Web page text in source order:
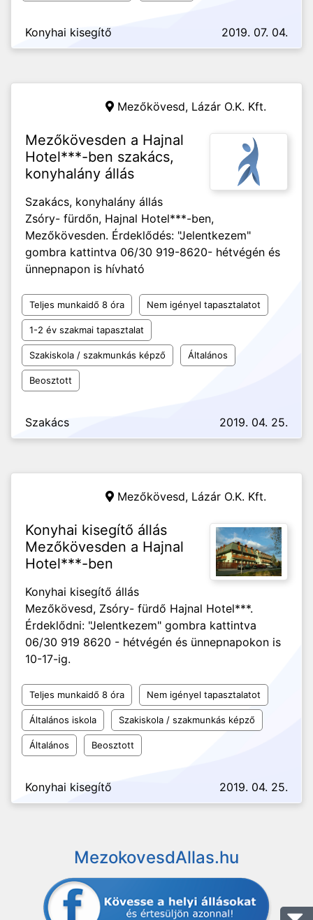
Konyhai kisegítő 2019. 07. 04.
Mezőkövesd, Lázár O.K. Kft.
Mezőkövesden a Hajnal
Hotel***-ben szakács,
konyhalány állás
Szakács, konyhalány állás
Zsóry- fürdőn, Hajnal Hotel***-ben,
Mezőkövesden. Érdeklődés: "Jelentkezem"
gombra kattintva 06/30 919-8620- hétvégén és
ünnepnapon is hívható
Teljes munkaidő 8 óra Nem igényel tapasztalatot
1-2 év szakmai tapasztalat
Szakiskola / szakmunkás képző Általános
Beosztott
Szakács 2019. 04. 25.
Mezőkövesd, Lázár O.K. Kft.
Konyhai kisegítő állás
Mezőkövesden a Hajnal
Hotel***-ben
Konyhai kisegítő állás
Mezőkövesd, Zsóry- fürdő Hajnal Hotel***.
Érdeklődni: "Jelentkezem" gombra kattintva
06/30 919 8620 - hétvégén és ünnepnapokon is
10-17-ig.
Teljes munkaidő 8 óra Nem igényel tapasztalatot
Általános iskola Szakiskola / szakmunkás képző
Általános Beosztott
Konyhai kisegítő 2019. 04. 25.
MezokovesdAllas.hu